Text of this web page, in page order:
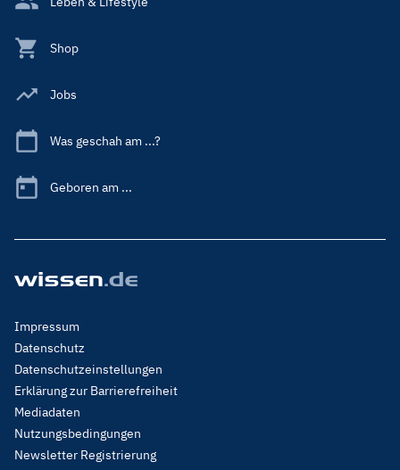
Shop
Jobs
Was geschah am ...?
Geboren am ...
Footer
Menu
Legal
Impressum
Datenschutz
Datenschutzeinstellungen
Erklärung zur Barrierefreiheit
Mediadaten
Nutzungsbedingungen
Newsletter Registrierung